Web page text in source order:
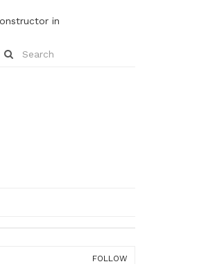
in
FOLLOW